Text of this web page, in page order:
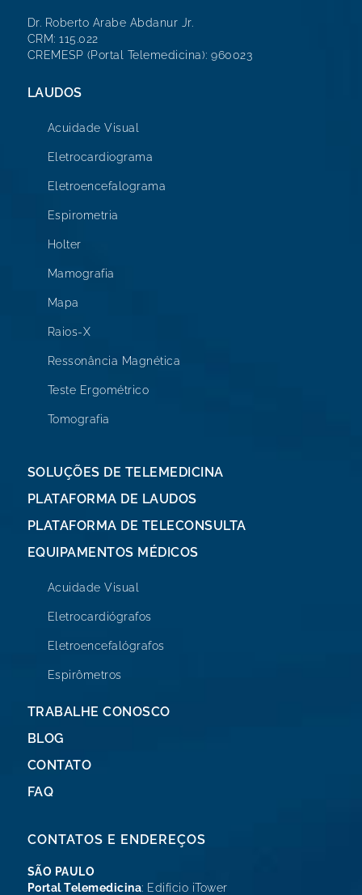
Dr. Roberto Arabe Abdanur Jr.
CRM: 115.022
CREMESP (Portal Telemedicina): 960023
LAUDOS
Acuidade Visual
Eletrocardiograma
Eletroencefalograma
Espirometria
Holter
Mamografia
Mapa
Raios-X
Ressonância Magnética
Teste Ergométrico
Tomografia
SOLUÇÕES DE TELEMEDICINA
PLATAFORMA DE LAUDOS
PLATAFORMA DE TELECONSULTA
EQUIPAMENTOS MÉDICOS
Acuidade Visual
Eletrocardiógrafos
Eletroencefalógrafos
Espirômetros
TRABALHE CONOSCO
BLOG
CONTATO
FAQ
CONTATOS E ENDEREÇOS
SÃO PAULO
Portal Telemedicina: Edifício iTower